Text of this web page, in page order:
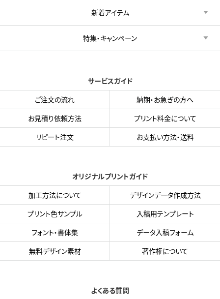
新着アイテム
特集・キャンペーン
サービスガイド
ご注文の流れ
納期・お急ぎの方へ
お見積り依頼方法
プリント料金について
リピート注文
お支払い方法・送料
オリジナルプリントガイド
加工方法について
デザインデータ作成方法
プリント色サンプル
入稿用テンプレート
フォント・書体集
データ入稿フォーム
無料デザイン素材
著作権について
よくある質問